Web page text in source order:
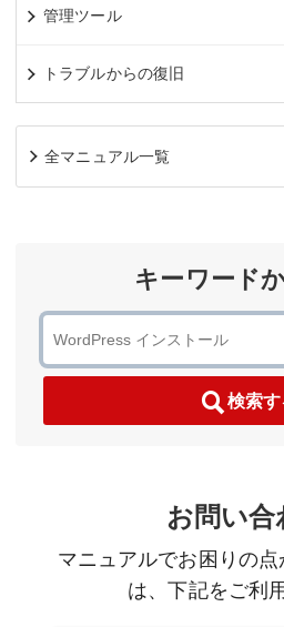
管理ツール
トラブルからの復旧
全マニュアル一覧
キーワード
検索す
お問い合
マニュアルでお困りの
は、下記をご利